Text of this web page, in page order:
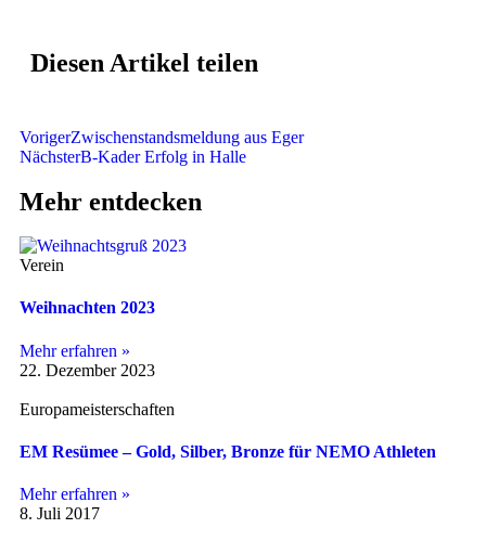
Diesen Artikel teilen
VorigerZwischenstandsmeldung aus Eger
NächsterB-Kader Erfolg in Halle
Mehr entdecken
Verein
Weihnachten 2023
Mehr erfahren »
22. Dezember 2023
Europameisterschaften
EM Resümee – Gold, Silber, Bronze für NEMO Athleten
Mehr erfahren »
8. Juli 2017